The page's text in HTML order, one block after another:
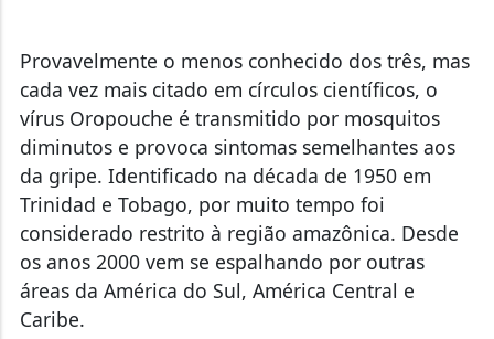
Provavelmente o menos conhecido dos três, mas
cada vez mais citado em círculos científicos, o
vírus Oropouche é transmitido por mosquitos
diminutos e provoca sintomas semelhantes aos
da gripe. Identificado na década de 1950 em
Trinidad e Tobago, por muito tempo foi
considerado restrito à região amazônica. Desde
os anos 2000 vem se espalhando por outras
áreas da América do Sul, América Central e
Caribe.